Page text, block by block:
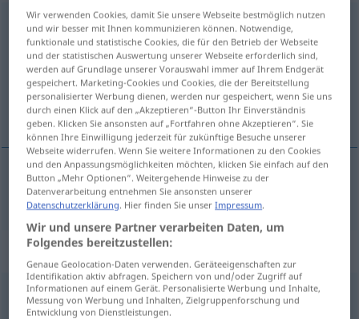
Frechdachsm <Frechdachs(e)s;Frechdachse> UMG
Übersicht aller Übersetzungen
(Für mehr Details die Übersetzung anklicken/antippen)
frescales
frescalesm Frechdachs UMG
Synonyme für "Frechdachs"
Lausbube,Schelm,Lümmel (ugs., veraltend),
Wir verwenden Cookies, damit Sie unsere Webseite bestmöglich nutzen
und wir besser mit Ihnen kommunizieren können. Notwendige,
funktionale und statistische Cookies, die für den Betrieb der Webseite
und der statistischen Auswertung unserer Webseite erforderlich sind,
werden auf Grundlage unserer Vorauswahl immer auf Ihrem Endgerät
gespeichert. Marketing-Cookies und Cookies, die der Bereitstellung
personalisierter Werbung dienen, werden nur gespeichert, wenn Sie uns
durch einen Klick auf den „Akzeptieren“-Button Ihr Einverständnis
geben. Klicken Sie ansonsten auf „Fortfahren ohne Akzeptieren“. Sie
können Ihre Einwilligung jederzeit für zukünftige Besuche unserer
Webseite widerrufen. Wenn Sie weitere Informationen zu den Cookies
und den Anpassungsmöglichkeiten möchten, klicken Sie einfach auf den
Button „Mehr Optionen“. Weitergehende Hinweise zu der
Datenverarbeitung entnehmen Sie ansonsten unserer
Datenschutzerklärung. Hier finden Sie unserImpressum.
Wir und unsere Partner verarbeiten Daten, um
Folgendes bereitzustellen:
Genaue Geolocation-Daten verwenden. Geräteeigenschaften zur
Identifikation aktiv abfragen. Speichern von und/oder Zugriff auf
Informationen auf einem Gerät. Personalisierte Werbung und Inhalte,
Messung von Werbung und Inhalten, Zielgruppenforschung und
Entwicklung von Dienstleistungen.